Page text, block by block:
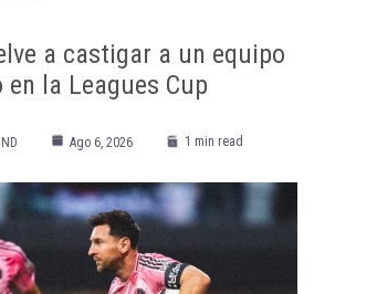
a castigar a un equipo
en la Leagues Cup
Ago 6, 2026 1 min read